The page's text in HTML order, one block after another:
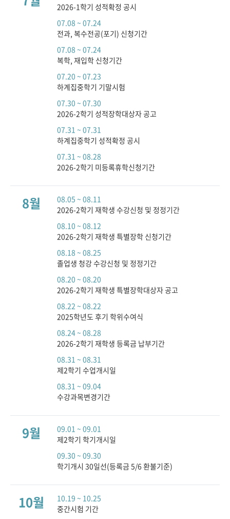
2026-1학기 성적확정 공시
07.08 ~ 07.24
전과, 복수전공(포기) 신청기간
07.08 ~ 07.24
복학, 재입학 신청기간
07.20 ~ 07.23
하계집중학기 기말시험
07.30 ~ 07.30
2026-2학기 성적장학대상자 공고
07.31 ~ 07.31
하계집중학기 성적확정 공시
07.31 ~ 08.28
2026-2학기 미등록휴학신청기간
8월
08.05 ~ 08.11
2026-2학기 재학생 수강신청 및 정정기간
08.10 ~ 08.12
2026-2학기 재학생 특별장학 신청기간
08.18 ~ 08.25
졸업생 청강 수강신청 및 정정기간
08.20 ~ 08.20
2026-2학기 재학생 특별장학대상자 공고
08.22 ~ 08.22
2025학년도 후기 학위수여식
08.24 ~ 08.28
2026-2학기 재학생 등록금 납부기간
08.31 ~ 08.31
제2학기 수업개시일
08.31 ~ 09.04
수강과목변경기간
9월
09.01 ~ 09.01
제2학기 학기개시일
09.30 ~ 09.30
학기개시 30일선(등록금 5/6 환불기준)
10월
10.19 ~ 10.25
중간시험 기간